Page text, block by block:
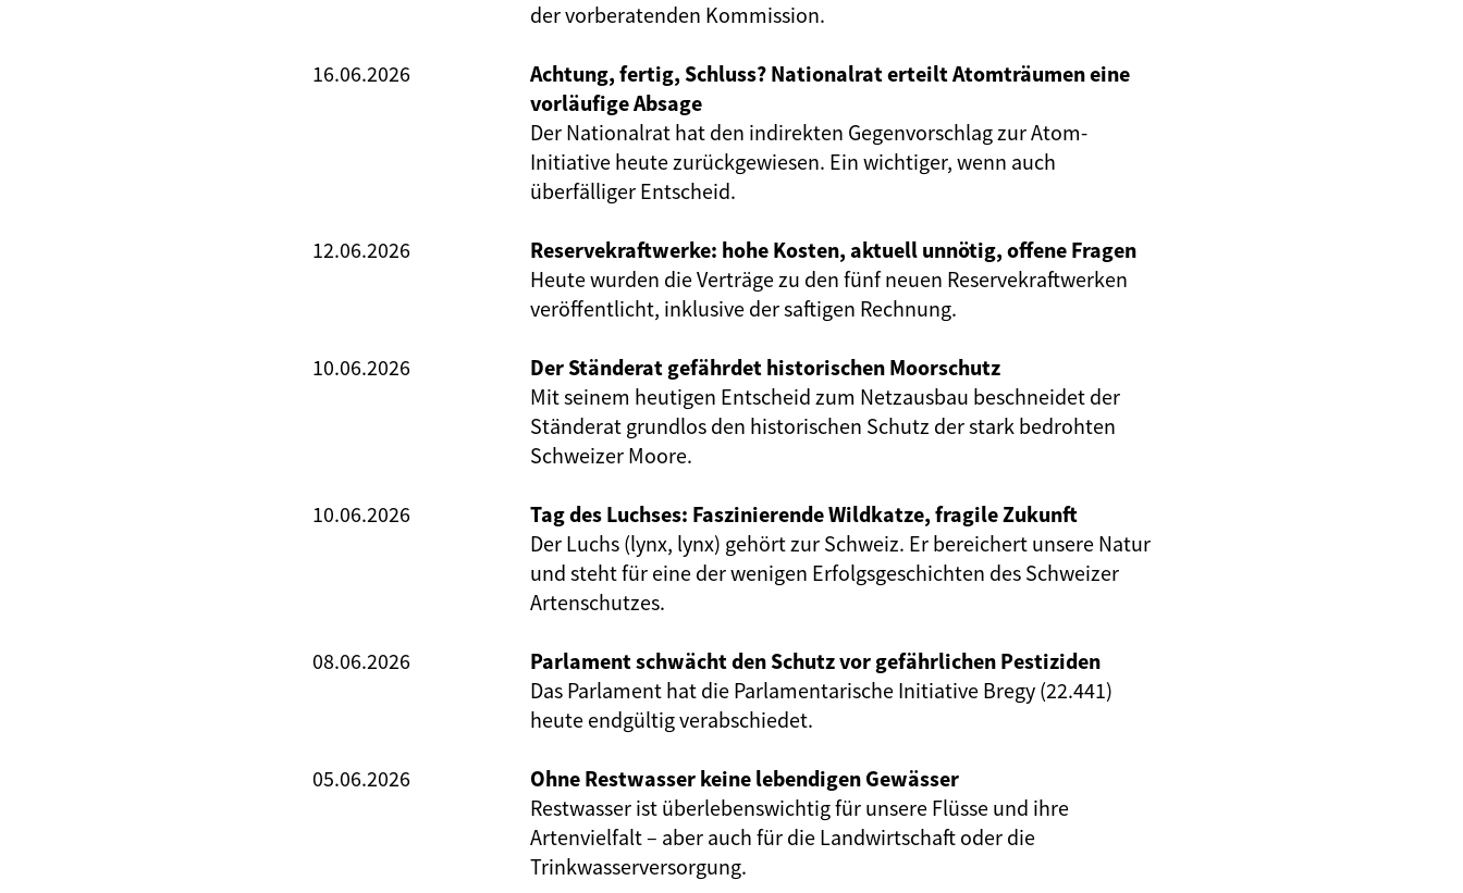
der vorberatenden Kommission.
16.06.2026
Achtung, fertig, Schluss? Nationalrat erteilt Atomträumen eine
vorläufige Absage
Der Nationalrat hat den indirekten Gegenvorschlag zur Atom-
Initiative heute zurückgewiesen. Ein wichtiger, wenn auch
überfälliger Entscheid.
12.06.2026
Reservekraftwerke: hohe Kosten, aktuell unnötig, offene Fragen
Heute wurden die Verträge zu den fünf neuen Reservekraftwerken
veröffentlicht, inklusive der saftigen Rechnung.
10.06.2026
Der Ständerat gefährdet historischen Moorschutz
Mit seinem heutigen Entscheid zum Netzausbau beschneidet der
Ständerat grundlos den historischen Schutz der stark bedrohten
Schweizer Moore.
10.06.2026
Tag des Luchses: Faszinierende Wildkatze, fragile Zukunft
Der Luchs (lynx, lynx) gehört zur Schweiz. Er bereichert unsere Natur
und steht für eine der wenigen Erfolgsgeschichten des Schweizer
Artenschutzes.
08.06.2026
Parlament schwächt den Schutz vor gefährlichen Pestiziden
Das Parlament hat die Parlamentarische Initiative Bregy (22.441)
heute endgültig verabschiedet.
05.06.2026
Ohne Restwasser keine lebendigen Gewässer
Restwasser ist überlebenswichtig für unsere Flüsse und ihre
Artenvielfalt – aber auch für die Landwirtschaft oder die
Trinkwasserversorgung.